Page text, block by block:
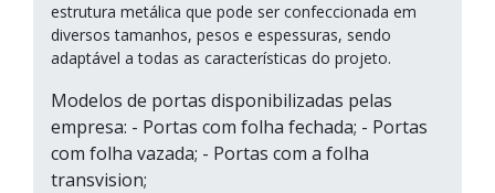
estrutura metálica que pode ser confeccionada em
diversos tamanhos, pesos e espessuras, sendo
adaptável a todas as características do projeto.
Modelos de portas disponibilizadas pelas
empresa: - Portas com folha fechada; - Portas
com folha vazada; - Portas com a folha
transvision;